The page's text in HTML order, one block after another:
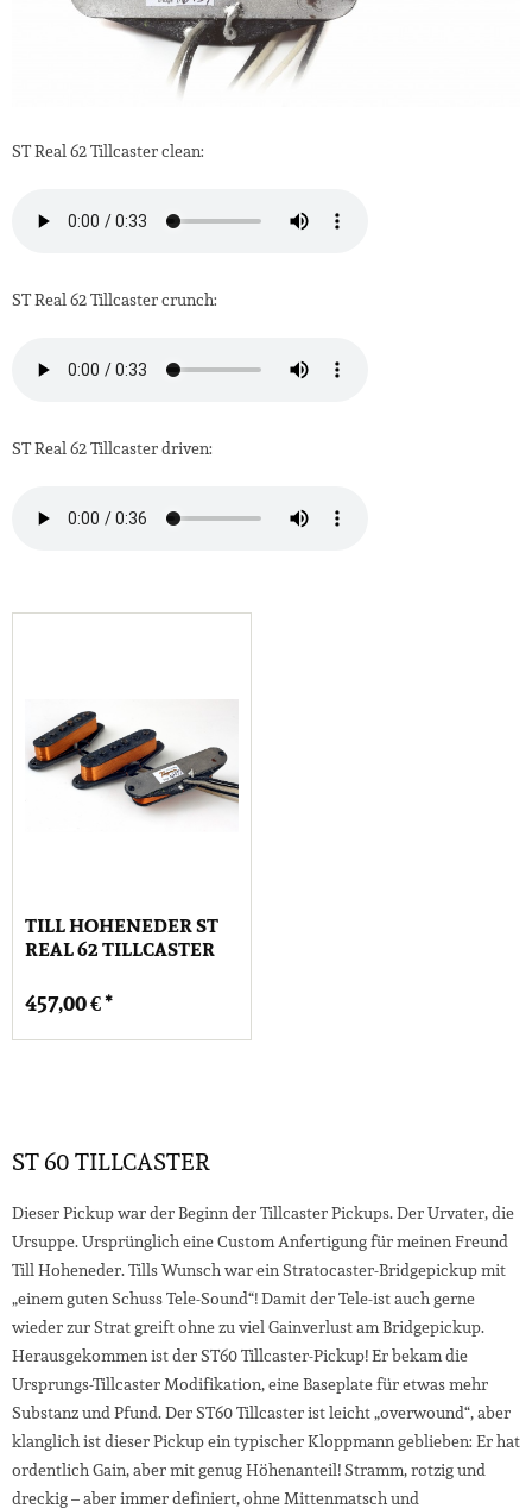
ST Real 62 Tillcaster clean:
ST Real 62 Tillcaster crunch:
ST Real 62 Tillcaster driven:
TILL HOHENEDER ST
REAL 62 TILLCASTER
457,00 € *
ST 60 TILLCASTER
Dieser Pickup war der Beginn der Tillcaster Pickups. Der Urvater, die
Ursuppe. Ursprünglich eine Custom Anfertigung für meinen Freund
Till Hoheneder. Tills Wunsch war ein Stratocaster-Bridgepickup mit
„einem guten Schuss Tele-Sound“! Damit der Tele-ist auch gerne
wieder zur Strat greift ohne zu viel Gainverlust am Bridgepickup.
Herausgekommen ist der ST60 Tillcaster-Pickup! Er bekam die
Ursprungs-Tillcaster Modifikation, eine Baseplate für etwas mehr
Substanz und Pfund. Der ST60 Tillcaster ist leicht „overwound“, aber
klanglich ist dieser Pickup ein typischer Kloppmann geblieben: Er hat
ordentlich Gain, aber mit genug Höhenanteil! Stramm, rotzig und
dreckig – aber immer definiert, ohne Mittenmatsch und